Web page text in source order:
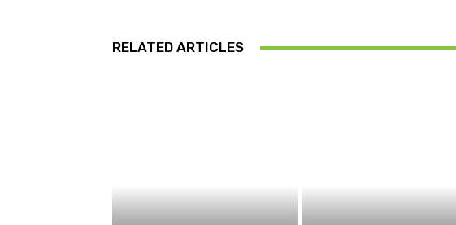
RELATED ARTICLES